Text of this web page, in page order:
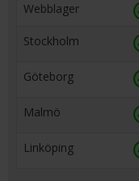
Webblager
Stockholm
Göteborg
Malmö
Linköping